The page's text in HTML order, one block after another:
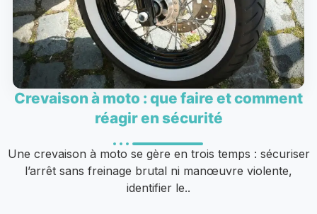
Crevaison à moto : que faire et comment
réagir en sécurité
Une crevaison à moto se gère en trois temps : sécuriser
l’arrêt sans freinage brutal ni manœuvre violente,
identifier le..